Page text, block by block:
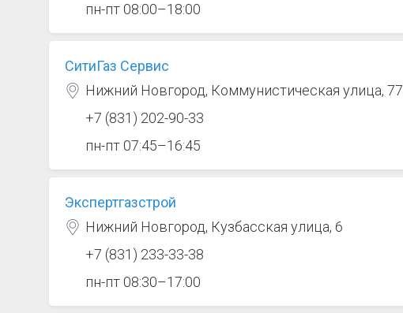
пн-пт 08:00–18:00
СитиГаз Сервис
Нижний Новгород, Коммунистическая улица, 77
+7 (831) 202-90-33
пн-пт 07:45–16:45
Экспертгазстрой
Нижний Новгород, Кузбасская улица, 6
+7 (831) 233-33-38
пн-пт 08:30–17:00